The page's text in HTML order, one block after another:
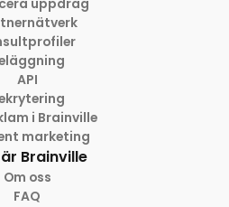
uppdrag
API
i Brainville
marketing
Brainville
Om oss
FAQ